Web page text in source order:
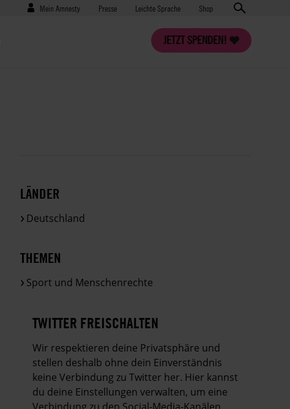
Benutzermenü
Mein Amnesty Presse
Presse Leichte Sprache Shop
JETZT SPENDEN!
LÄNDER
Deutschland
THEMEN
Sport und Menschenrechte
TWITTER FREISCHALTEN
Wir respektieren deine Privatsphäre und
stellen deshalb ohne dein Einverständnis
keine Verbindung zu Twitter her. Hier kannst
du deine Einstellungen verwalten, um eine
Verbindung zu den Social-Media-Kanälen